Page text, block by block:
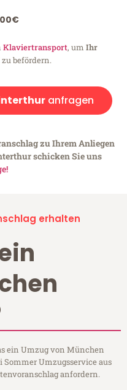
Klaviertransport, um Ihr
zu befördern.
anfragen
zu Ihrem Anliegen
schicken Sie uns
erhalten
ein Umzug von München
Umzugsservice aus
anfordern.